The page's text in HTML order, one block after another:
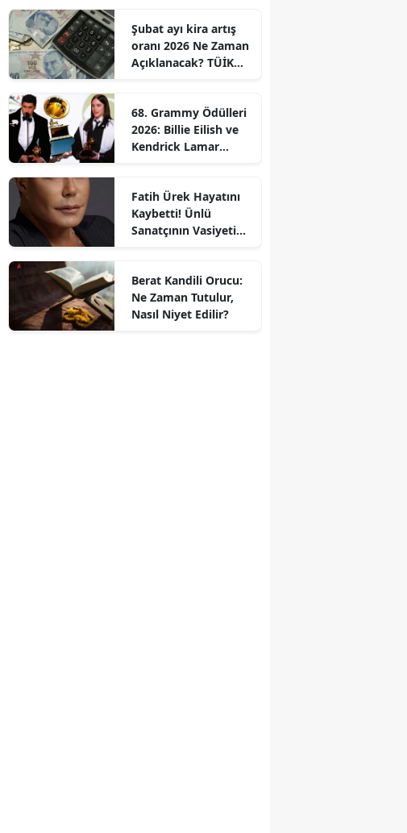
Şubat ayı kira artış
oranı 2026 Ne Zaman
Açıklanacak? TÜİK
68. Grammy Ödülleri
2026: Billie Eilish ve
Kendrick Lamar
Fatih Ürek Hayatını
Kaybetti! Ünlü
Sanatçının Vasiyeti
Berat Kandili Orucu:
Ne Zaman Tutulur,
Nasıl Niyet Edilir?